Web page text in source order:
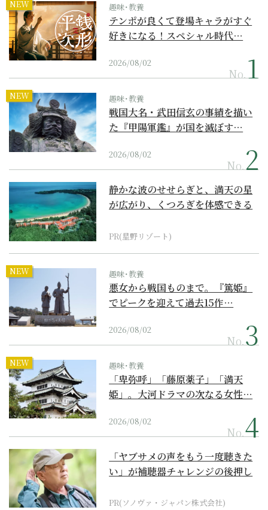
NEW 趣味･教養
テンポが良くて登場キャラがすぐ
好きになる！スペシャル時代…
2026/08/02
No.
NEW 趣味･教養
戦国大名・武田信玄の事績を描い
た『甲陽軍鑑』が国を滅ぼす…
2026/08/02
No.
静かな波のせせらぎと、満天の星
が広がり、くつろぎを体感できる
PR(星野リゾート)
NEW 趣味･教養
悪女から戦国ものまで。『篤姫』
でピークを迎えて過去15作…
2026/08/02
No.
NEW 趣味･教養
「卑弥呼」「藤原薬子」「満天
姫」。大河ドラマの次なる女性…
2026/08/02
No.
「ヤブサメの声をもう一度聴きた
い」が補聴器チャレンジの後押し
PR(ソノヴァ・ジャパン株式会社)